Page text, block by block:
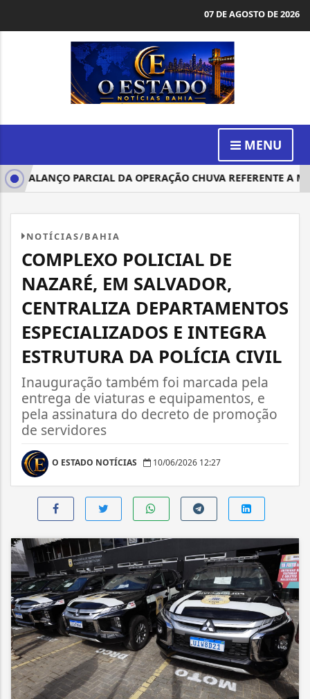
07 DE AGOSTO DE 2026
MENU
PARCIAL DA OPERAÇÃO CHUVA REFERENTE A MAIO
NOTÍCIAS/BAHIA
COMPLEXO POLICIAL DE
NAZARÉ, EM SALVADOR,
CENTRALIZA DEPARTAMENTOS
ESPECIALIZADOS E INTEGRA
ESTRUTURA DA POLÍCIA CIVIL
Inauguração também foi marcada pela
entrega de viaturas e equipamentos, e
pela assinatura do decreto de promoção
de servidores
O ESTADO NOTÍCIAS 10/06/2026 12:27